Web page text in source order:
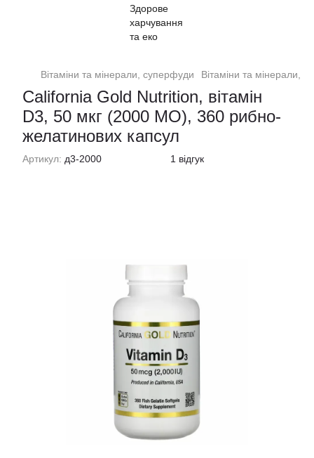
Вітаміни та мінерали, суперфуди Вітаміни та мінерали,
California Gold Nutrition, вітамін
D3, 50 мкг (2000 МО), 360 рибно-
желатинових капсул
Артикул: д3-2000 1 відгук